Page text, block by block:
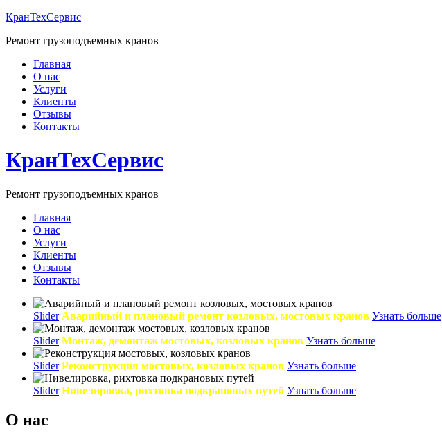
Перейти
содержимому
Enter)
КранТехСервис
Ремонт грузоподъемных кранов
Главная
О нас
Услуги
Клиенты
Отзывы
Контакты
КранТехСервис
Ремонт грузоподъемных кранов
Главная
О нас
Услуги
Клиенты
Отзывы
Контакты
Slider Аварийный и плановый ремонт козловых, мостовых кранов Узнать больше
Slider Монтаж, демонтаж мостовых, козловых кранов Узнать больше
Slider Реконструкция мостовых, козловых кранов Узнать больше
Slider Нивелировка, рихтовка подкрановых путей Узнать больше
О нас